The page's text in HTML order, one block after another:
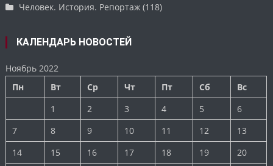
Человек. История. Репортаж (118)
КАЛЕНДАРЬ НОВОСТЕЙ
Ноябрь 2022
Пн
Вт Ср Чт Пт Сб
Вс
1
2 3 4 5
6
7
8 9 10 11 12
13
14
15 16 17 18 19 20